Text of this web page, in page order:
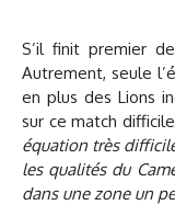
S’il finit premier
Autrement, seule
en plus des Lions
sur ce match
équation très
les qualités du
dans une zone un